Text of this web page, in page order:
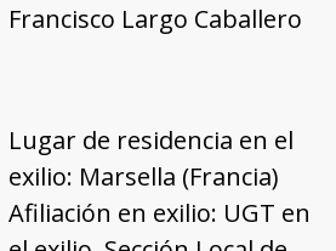
Francisco Largo Caballero
Lugar de residencia en el
exilio: Marsella (Francia)
Afiliación en exilio: UGT en